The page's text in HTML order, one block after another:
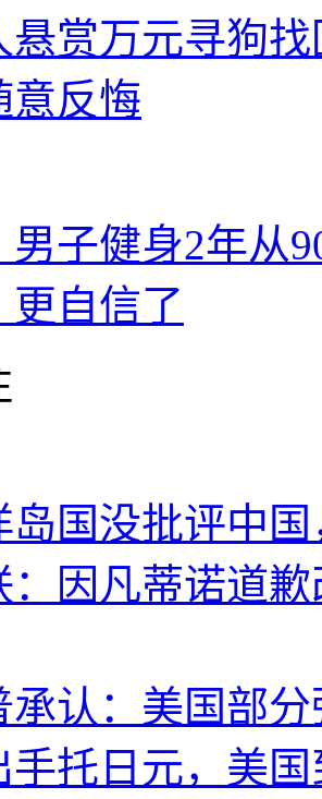
悬赏万元寻狗
意反悔
男子健身2年从
更自信了
岛国没批评中
：因凡蒂诺道
承认：美国部
手托日元，美